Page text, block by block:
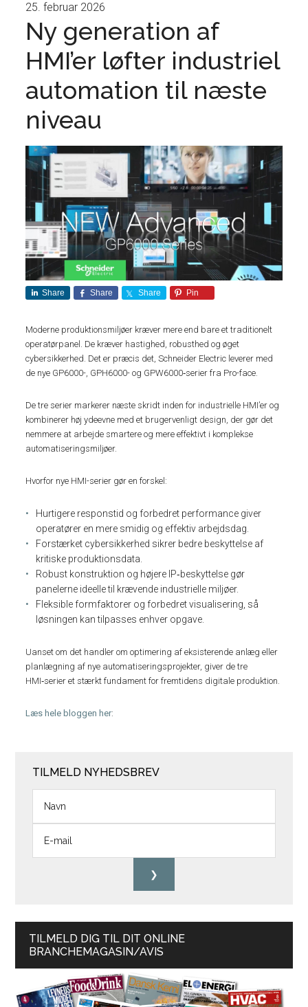
25. februar 2026
Ny generation af
HMI’er løfter industriel
automation til næste
niveau
Share Share Share Pin
Moderne produktionsmiljøer kræver mere end bare et traditionelt
operatørpanel. De kræver hastighed, robusthed og øget
cybersikkerhed. Det er præcis det, Schneider Electric leverer med
de nye GP6000-, GPH6000- og GPW6000‑serier fra Pro-face.
De tre serier markerer næste skridt inden for industrielle HMI’er og
kombinerer høj ydeevne med et brugervenligt design, der gør det
nemmere at arbejde smartere og mere effektivt i komplekse
automatiseringsmiljøer.
Hvorfor nye HMI-serier gør en forskel:
Hurtigere responstid og forbedret performance giver
operatører en mere smidig og effektiv arbejdsdag.
Forstærket cybersikkerhed sikrer bedre beskyttelse af
kritiske produktionsdata.
Robust konstruktion og højere IP‑beskyttelse gør
panelerne ideelle til krævende industrielle miljøer.
Fleksible formfaktorer og forbedret visualisering, så
løsningen kan tilpasses enhver opgave.
Uanset om det handler om optimering af eksisterende anlæg eller
planlægning af nye automatiseringsprojekter, giver de tre
HMI‑serier et stærkt fundament for fremtidens digitale produktion.
Læs hele bloggen her:
TILMELD NYHEDSBREV
TILMELD DIG TIL DIT ONLINE
BRANCHEMAGASIN/AVIS